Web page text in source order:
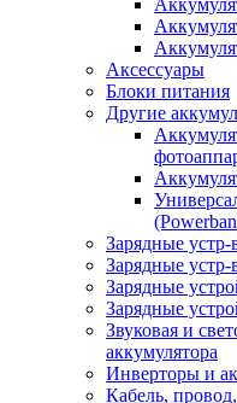
Аксессуары
Блоки питания
Другие
Зарядные устр-
Зарядные
Зарядные
Зарядные
Звуковая и
аккумулятора
Инверторы и
Кабель,